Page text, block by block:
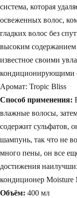
система, которая
освеженных волос,
гладких волос без
высоким
известное своими
кондиционирующими
Аромат: Tropic Bliss
Способ применения:
влажные волосы,
содержит сульфатов,
шампунь, так что не
много пены, он все
достижения
кондиционер Moisture
Объём: 400 мл